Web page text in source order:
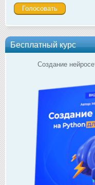
Бесплатный курс
Создание